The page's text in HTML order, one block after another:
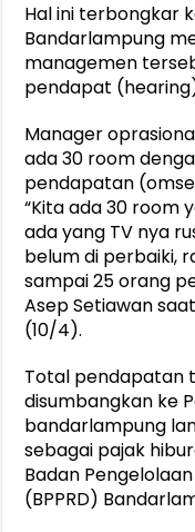
Hal ini terbongkar
Bandarlampung
managemen
pendapat
Manager
ada 30 room
pendapatan
“Kita ada 30 room
ada yang TV nya
belum di perbaiki,
sampai 25 orang
Asep Setiawan
(10/4).
Total pendapatan
disumbangkan ke
bandarlampung
sebagai pajak
Badan
(BPPRD)